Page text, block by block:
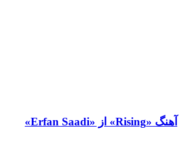
آهنگ «Rising» از «Erfan Saadi»